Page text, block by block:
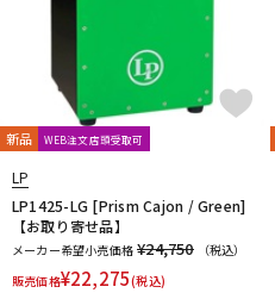
新品 WEB注文店頭受取可
LP
LP1425-LG [Prism Cajon / Green]
【お取り寄せ品】
メーカー希望小売価格 ¥24,750
（税込）
販売価格¥22,275(税込)